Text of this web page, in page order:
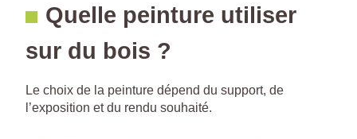
Quelle peinture utiliser
sur du bois ?
Le choix de la peinture dépend du support, de
l’exposition et du rendu souhaité.